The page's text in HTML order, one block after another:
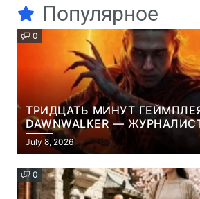
Популярное
0
ТРИДЦАТЬ МИНУТ ГЕЙМПЛЕЯ
DAWNWALKER —
НАЧАЛО НОВОЙ ИГРЫ ОТ
PROJEKT RED
July 8, 2026
0